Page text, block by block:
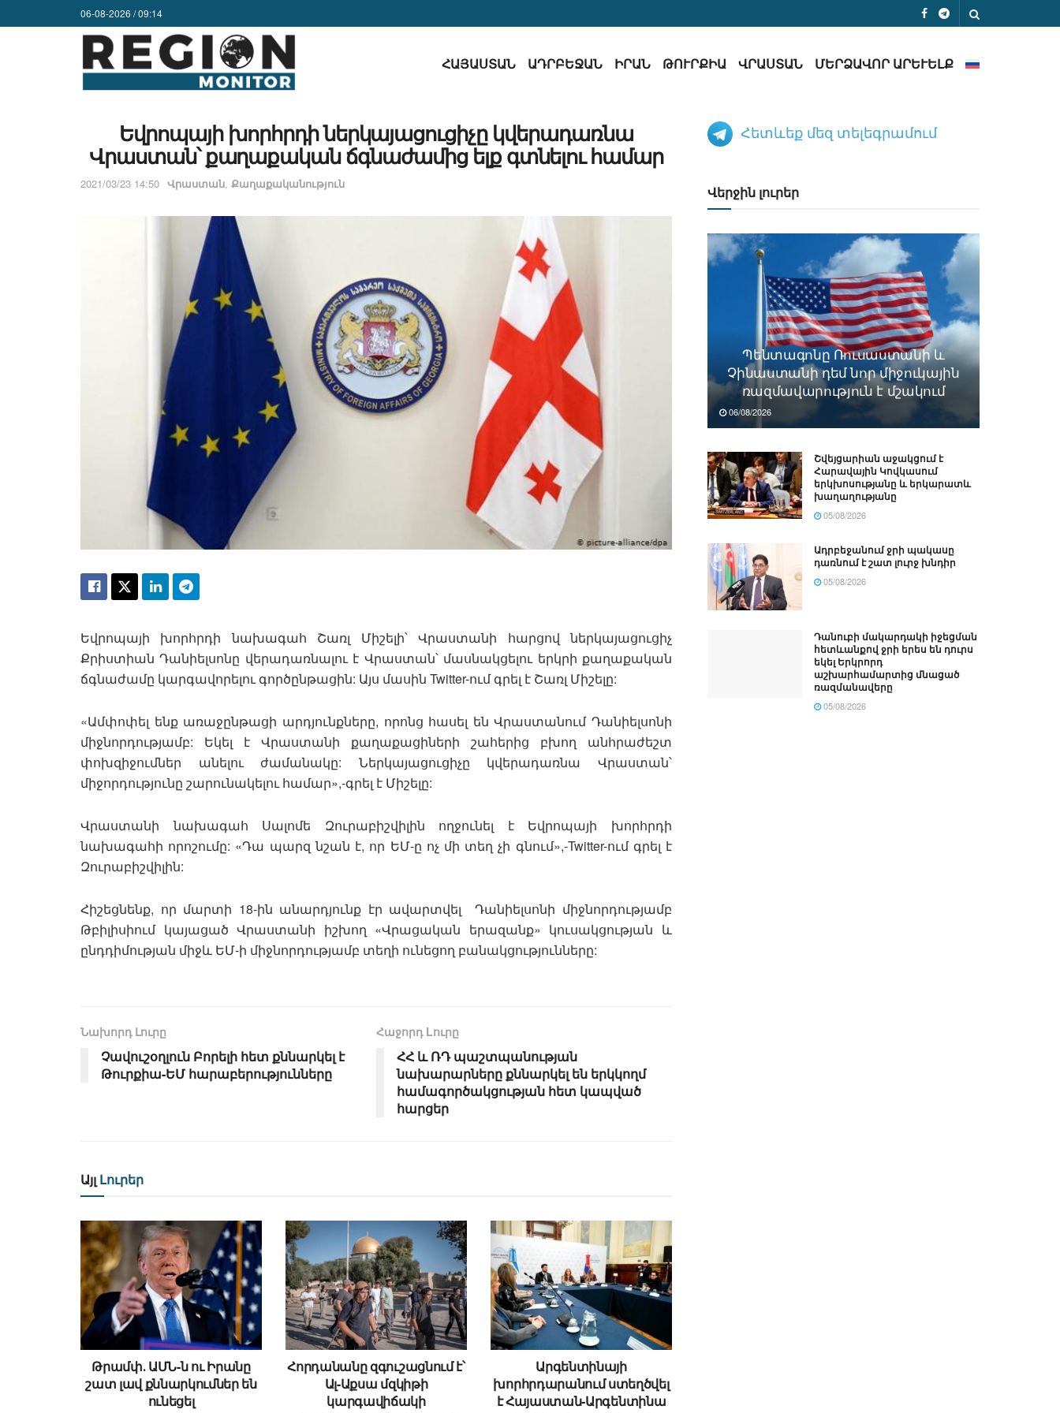
06-08-2026 / 09:14
ՀԱՅԱՍՏԱՆ ԱԴՐԲԵՋԱՆ ԻՐԱՆ ԹՈՒՐՔԻԱ ՎՐԱՍՏԱՆ ՄԵՐՁԱՎՈՐ ԱՐԵՒԵԼՔ
Եվրոպայի խորհրդի ներկայացուցիչը կվերադառնա
Վրաստան՝ քաղաքական ճգնաժամից ելք գտնելու համար
2021/03/23 14:50 Վրաստան, Քաղաքականություն
Եվրոպայի խորհրդի նախագահ Շառլ Միշելի՝ Վրաստանի հարցով ներկայացուցիչ
Քրիստիան Դանիելսոնը վերադառնալու է Վրաստան՝ մասնակցելու երկրի քաղաքական
ճգնաժամը կարգավորելու գործընթացին: Այս մասին Twitter-ում գրել է Շառլ Միշելը:
«Ամփոփել ենք առաջընթացի արդյունքները, որոնց հասել են Վրաստանում Դանիելսոնի
միջնորդությամբ: Եկել է Վրաստանի քաղաքացիների շահերից բխող անհրաժեշտ
փոխզիջումներ անելու ժամանակը: Ներկայացուցիչը կվերադառնա Վրաստան՝
միջորդությունը շարունակելու համար»,-գրել է Միշելը:
Վրաստանի նախագահ Սալոմե Զուրաբիշվիլին ողջունել է Եվրոպայի խորհրդի
նախագահի որոշումը: «Դա պարզ նշան է, որ ԵՄ-ը ոչ մի տեղ չի գնում»,-Twitter-ում գրել է
Զուրաբիշվիլին:
Հիշեցնենք, որ մարտի 18-ին անարդյունք էր ավարտվել Դանիելսոնի միջնորդությամբ
Թբիլիսիում կայացած Վրաստանի իշխող «Վրացական երազանք» կուսակցության և
ընդդիմության միջև ԵՄ-ի միջնորդությամբ տեղի ունեցող բանակցությունները:
Նախորդ Լուրը
Չավուշօղլուն Բորելի հետ քննարկել է
Թուրքիա-ԵՄ հարաբերությունները
Հաջորդ Lուրը
ՀՀ և ՌԴ պաշտպանության
նախարարները քննարկել են երկկողմ
համագործակցության հետ կապված
հարցեր
Այլ Լուրեր
Թրամփ․ ԱՄՆ-ն ու Իրանը
շատ լավ քննարկումներ են
ունեցել
Հորդանանը զգուշացնում է՝
Ալ-Աքսա մզկիթի
կարգավիճակի
Արգենտինայի
խորհրդարանում ստեղծվել
է Հայաստան-Արգենտինա
Հետևեք մեզ տելեգրամում
Վերջին լուրեր
Պենտագոնը Ռուսաստանի և
Չինաստանի դեմ նոր միջուկային
ռազմավարություն է մշակում
06/08/2026
Շվեյցարիան աջակցում է
Հարավային Կովկասում
երկխոսությանը և երկարատև
խաղաղությանը
05/08/2026
Ադրբեջանում ջրի պակասը
դառնում է շատ լուրջ խնդիր
05/08/2026
Դանուբի մակարդակի իջեցման
հետևանքով ջրի երես են դուրս
եկել Երկրորդ
աշխարհամարտից մնացած
ռազմանավերը
05/08/2026